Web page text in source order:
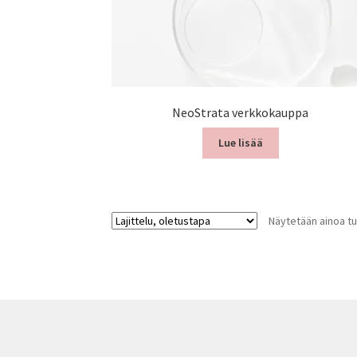
NeoStrata verkkokauppa
Lue lisää
Näytetään ainoa